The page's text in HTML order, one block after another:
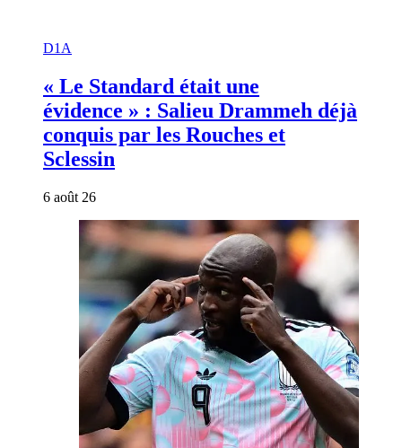
D1A
« Le Standard était une
évidence » : Salieu Drammeh déjà
conquis par les Rouches et
Sclessin
6 août 26